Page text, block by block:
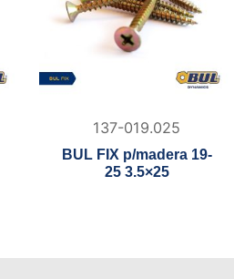
137-019.025
BUL FIX p/madera 19-
25 3.5×25